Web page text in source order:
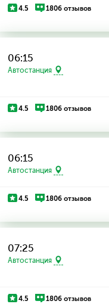
4.5 1806 отзывов
06:15
Автостанция
4.5 1806 отзывов
06:15
Автостанция
4.5 1806 отзывов
07:25
Автостанция
4.5 1806 отзывов